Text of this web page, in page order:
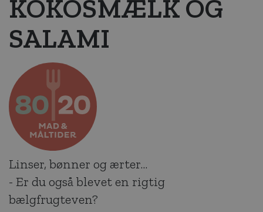
KOKOSMÆLK OG
SALAMI
Linser, bønner og ærter…
- Er du også blevet en rigtig
bælgfrugteven?